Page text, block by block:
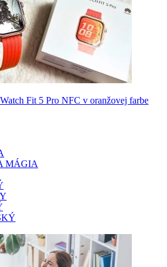
Fit 5 Pro NFC v oranžovej farbe
MÁGIA